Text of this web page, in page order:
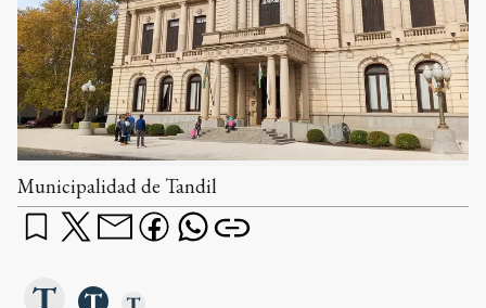
Municipalidad de Tandil